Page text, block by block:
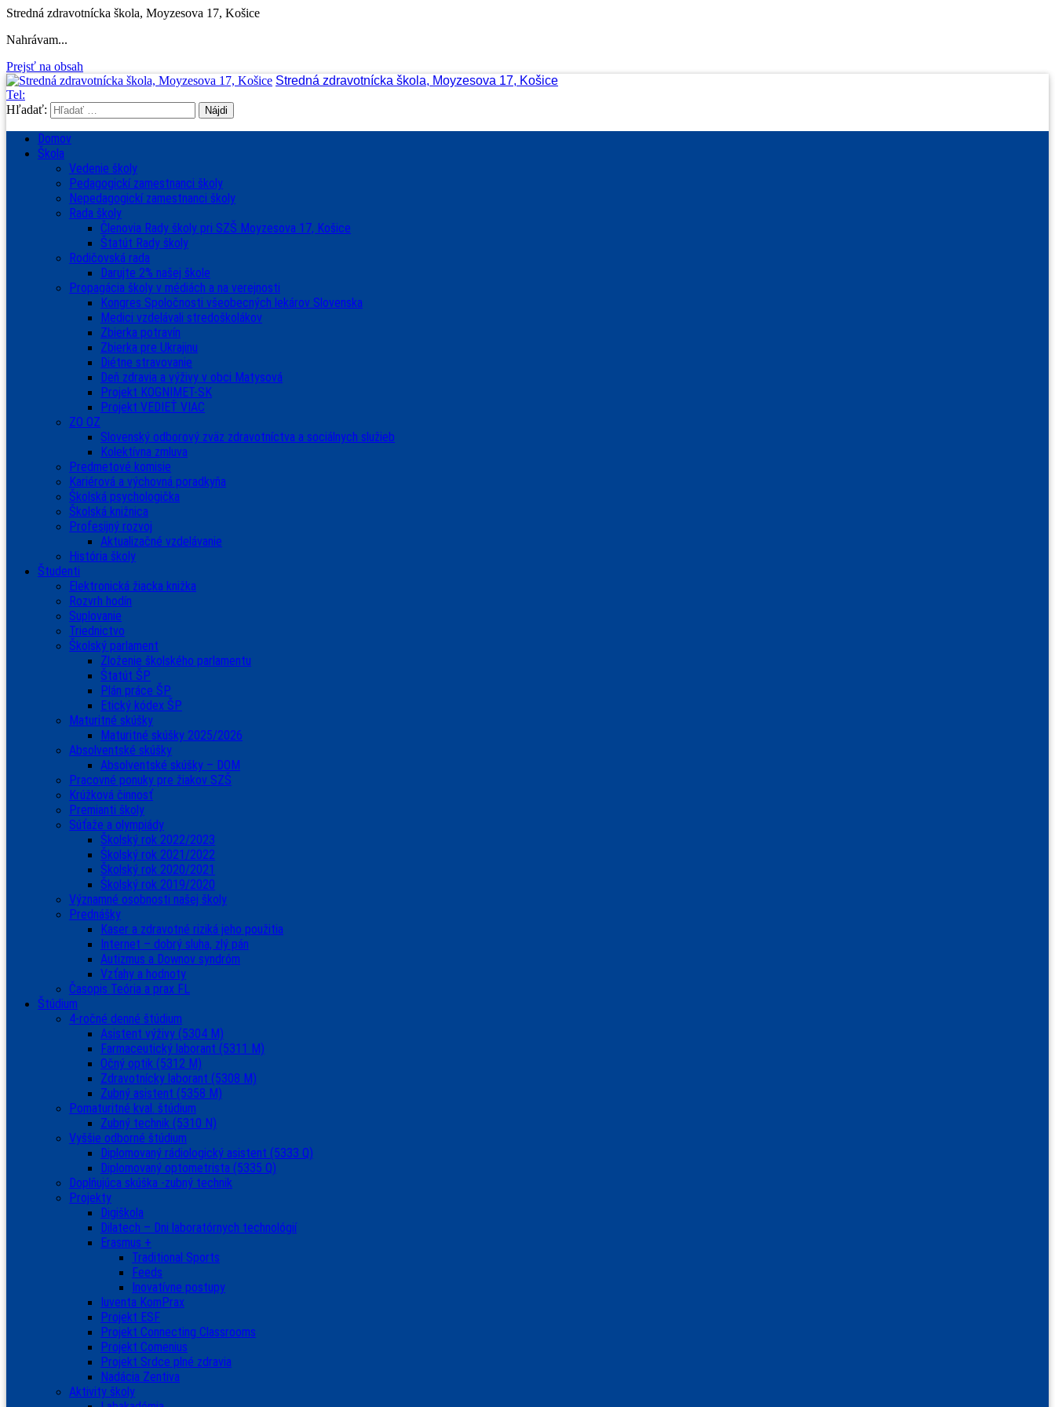
Stredná zdravotnícka škola, Moyzesova 17, Košice
Nahrávam...
Prejsť na obsah
Stredná zdravotnícka škola, Moyzesova 17, Košice
Tel:
Hľadať:
Domov
Škola
Vedenie školy
Pedagogickí zamestnanci školy
Nepedagogickí zamestnanci školy
Rada školy
Členovia Rady školy pri SZŠ Moyzesova 17, Košice
Štatút Rady školy
Rodičovská rada
Darujte 2% našej škole
Propagácia školy v médiách a na verejnosti
Kongres Spoločnosti všeobecných lekárov Slovenska
Medici vzdelávali stredoškolákov
Zbierka potravín
Zbierka pre Ukrajinu
Diétne stravovanie
Deň zdravia a výživy v obci Matysová
Projekt KOGNIMET-SK
Projekt VEDIEŤ VIAC
ZO OZ
Slovenský odborový zväz zdravotníctva a sociálnych služieb
Kolektívna zmluva
Predmetové komisie
Kariérová a výchovná poradkyňa
Školská psychologička
Školská knižnica
Profesijný rozvoj
Aktualizačné vzdelávanie
História školy
Študenti
Elektronická žiacka knižka
Rozvrh hodín
Suplovanie
Triednictvo
Školský parlament
Zloženie školského parlamentu
Štatút ŠP
Plán práce ŠP
Etický kódex ŠP
Maturitné skúšky
Maturitné skúšky 2025/2026
Absolventské skúšky
Absolventské skúšky – DOM
Pracovné ponuky pre žiakov SZŠ
Krúžková činnosť
Premianti školy
Súťaže a olympiády
Školský rok 2022/2023
Školský rok 2021/2022
Školský rok 2020/2021
Školský rok 2019/2020
Významné osobnosti našej školy
Prednášky
Kaser a zdravotné riziká jeho použitia
Internet – dobrý sluha, zlý pán
Autizmus a Downov syndróm
Vzťahy a hodnoty
Časopis Teória a prax FL
Štúdium
4-ročné denné štúdium
Asistent výživy (5304 M)
Farmaceutický laborant (5311 M)
Očný optik (5312 M)
Zdravotnícky laborant (5308 M)
Zubný asistent (5358 M)
Pomaturitné kval. štúdium
Zubný technik (5310 N)
Vyššie odborné štúdium
Diplomovaný rádiologický asistent (5333 Q)
Diplomovaný optometrista (5335 Q)
Doplňujúca skúška -zubný technik
Projekty
Digiškola
Dilatech – Dni laboratórnych technológií
Erasmus +
Traditional Sports
Feeds
Inovatívne postupy
Iuventa KomPrax
Projekt ESF
Projekt Connecting Classrooms
Projekt Comenius
Projekt Srdce plné zdravia
Nadácia Zentiva
Aktivity školy